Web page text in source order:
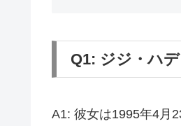
Q1: ジジ・ハ
A1: 彼女は1995年4月